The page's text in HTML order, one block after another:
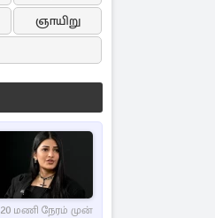
ஞாயிறு
20 மணி நேரம் முன்